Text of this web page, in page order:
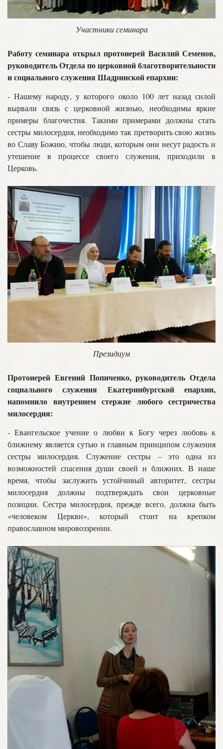
Участники семинара
Работу семинара открыл протоиерей Василий Семенов,
руководитель Отдела по церковной благотворительности
и социального служения Шадринской епархии:
- Нашему народу, у которого около 100 лет назад силой
вырвали связь с церковной жизнью, необходимы яркие
примеры благочестия. Такими примерами должны стать
сестры милосердия, необходимо так претворить свою жизнь
во Славу Божию, чтобы люди, которым они несут радость и
утешение в процессе своего служения, приходили в
Церковь.
Президиум
Протоиерей Евгений Попиченко, руководитель Отдела
социального служения Екатеринбургской епархии,
напомнило внутреннем стержне любого сестричества
милосердия:
- Евангельское учение о любви к Богу через любовь к
ближнему является сутью и главным принципом служения
сестры милосердия. Служение сестры – это одна из
возможностей спасения души своей и ближних. В наше
время, чтобы заслужить устойчивый авторитет, сестры
милосердия должны подтверждать свои церковные
позиции. Сестра милосердия, прежде всего, должна быть
«человеком Церкви», который стоит на крепком
православном мировоззрении.